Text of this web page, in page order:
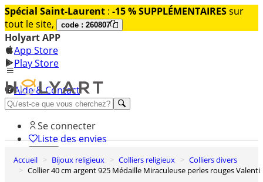
Spécial Saint-Laurent : -15 % SUPPLÉMENTAIRESsur
tout le site,
code : 260807
Holyart APP
App Store
Play Store
Aide & Contact
Découvrez Premium
Se connecter
Liste des envies
0
Panier
Accueil Bijoux religieux Colliers religieux
Colliers divers
Collier 40 cm argent 925 Médaille Miraculeuse perles rouges Valenti